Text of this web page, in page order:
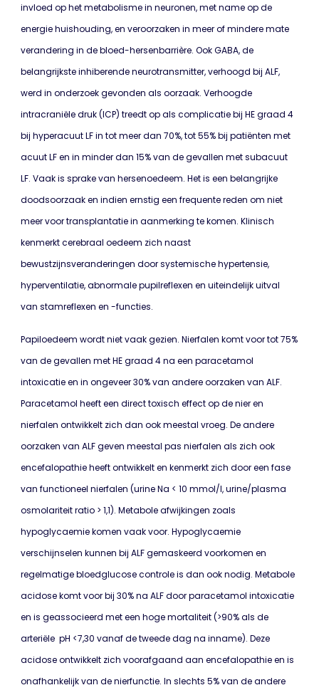
invloed op het metabolisme in neuronen, met name op de
energie huishouding, en veroorzaken in meer of mindere mate
verandering in de bloed-hersenbarrière. Ook GABA, de
belangrijkste inhiberende neurotransmitter, verhoogd bij ALF,
werd in onderzoek gevonden als oorzaak. Verhoogde
intracraniële druk (ICP) treedt op als complicatie bij HE graad 4
bij hyperacuut LF in tot meer dan 70%, tot 55% bij patiënten met
acuut LF en in minder dan 15% van de gevallen met subacuut
LF. Vaak is sprake van hersenoedeem. Het is een belangrijke
doodsoorzaak en indien ernstig een frequente reden om niet
meer voor transplantatie in aanmerking te komen. Klinisch
kenmerkt cerebraal oedeem zich naast
bewustzijnsveranderingen door systemische hypertensie,
hyperventilatie, abnormale pupilreflexen en uiteindelijk uitval
van stamreflexen en -functies.
Papiloedeem wordt niet vaak gezien. Nierfalen komt voor tot 75%
van de gevallen met HE graad 4 na een paracetamol
intoxicatie en in ongeveer 30% van andere oorzaken van ALF.
Paracetamol heeft een direct toxisch effect op de nier en
nierfalen ontwikkelt zich dan ook meestal vroeg. De andere
oorzaken van ALF geven meestal pas nierfalen als zich ook
encefalopathie heeft ontwikkelt en kenmerkt zich door een fase
van functioneel nierfalen (urine Na < 10 mmol/l, urine/plasma
osmolariteit ratio > 1,1). Metabole afwijkingen zoals
hypoglycaemie komen vaak voor. Hypoglycaemie
verschijnselen kunnen bij ALF gemaskeerd voorkomen en
regelmatige bloedglucose controle is dan ook nodig. Metabole
acidose komt voor bij 30% na ALF door paracetamol intoxicatie
en is geassocieerd met een hoge mortaliteit (>90% als de
arteriële pH <7,30 vanaf de tweede dag na inname). Deze
acidose ontwikkelt zich voorafgaand aan encefalopathie en is
onafhankelijk van de nierfunctie. In slechts 5% van de andere